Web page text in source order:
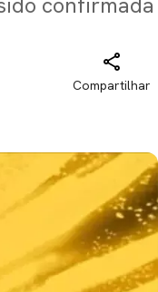
Compartilhar